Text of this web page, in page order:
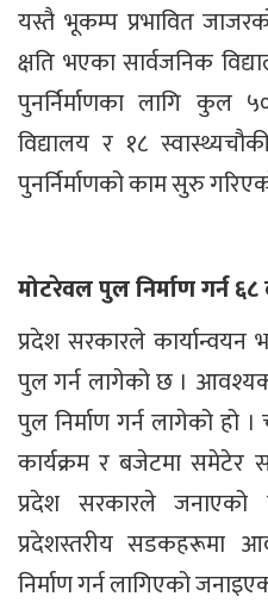
यस्तै भूकम्प प्रभावित
क्षति भएका सार्वजनिक
पुनर्निर्माणका लागि कुल
विद्यालय र १८
पुनर्निर्माणको काम सुरु
मोटरेवल पुल निर्माण गर्न
प्रदेश सरकारले
पुल गर्न लागेको छ ।
पुल निर्माण गर्न लागेको हो
कार्यक्रम र बजेटमा समेटेर
प्रदेश सरकारले जनाएको
प्रदेशस्तरीय
निर्माण गर्न लागिएको